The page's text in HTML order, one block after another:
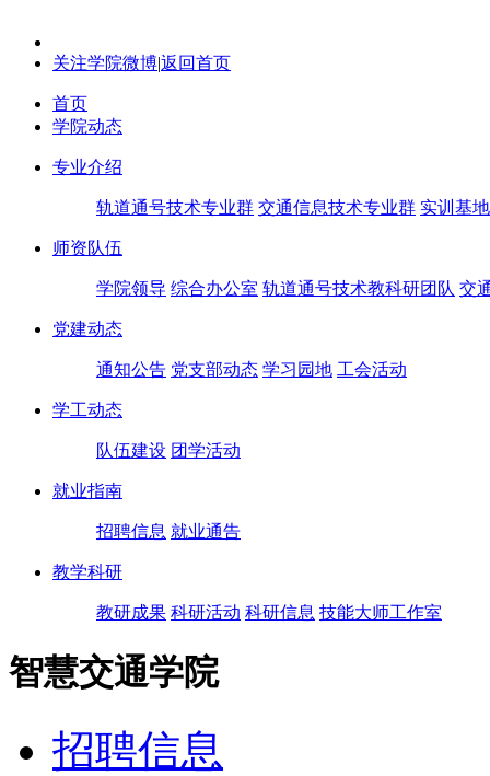
关注学院微博|返回首页
首页
学院动态
专业介绍
轨道通号技术专业群 交通信息技术专业群 实训基地
师资队伍
学院领导 综合办公室 轨道通号技术教科研团队 交
党建动态
通知公告 党支部动态 学习园地 工会活动
学工动态
队伍建设 团学活动
就业指南
招聘信息 就业通告
教学科研
教研成果 科研活动 科研信息 技能大师工作室
智慧交通学院
招聘信息